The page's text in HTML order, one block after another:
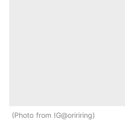
Photo from IG@oririring